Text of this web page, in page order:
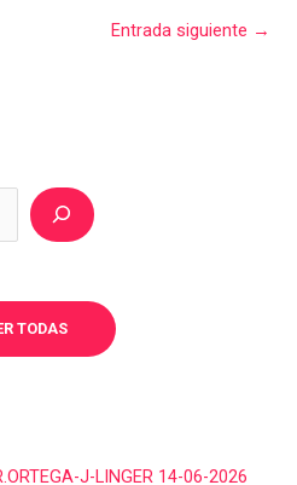
Entrada siguiente →
TODAS
J-LINGER 14-06-2026